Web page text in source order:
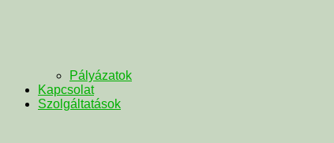
Pályázatok
Kapcsolat
Szolgáltatások